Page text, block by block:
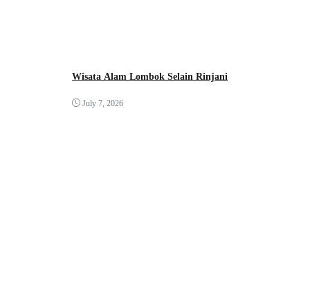
Wisata Alam Lombok Selain Rinjani
July 7, 2026